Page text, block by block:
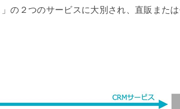
の２つのサービスに大別され、直販また